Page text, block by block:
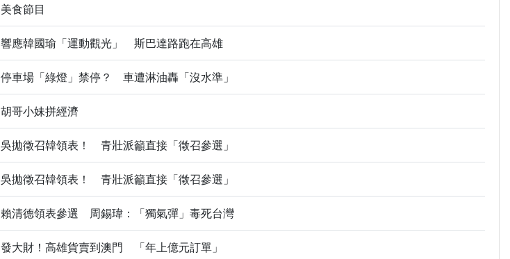
美食節目
響應韓國瑜「運動觀光」 斯巴達路跑在高雄
停車場「綠燈」禁停？ 車遭淋油轟「沒水準」
胡哥小妹拼經濟
吳拋徵召韓領表！ 青壯派籲直接「徵召參選」
吳拋徵召韓領表！ 青壯派籲直接「徵召參選」
賴清德領表參選 周錫瑋：「獨氣彈」毒死台灣
發大財！高雄貨賣到澳門 「年上億元訂單」